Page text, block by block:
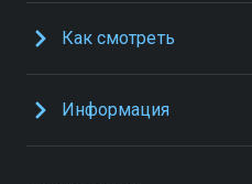
Как смотреть
Информация